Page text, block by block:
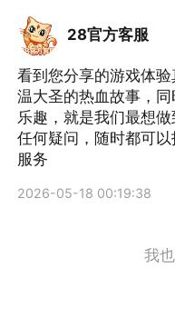
28官方客服
看到您分享的游戏体
温大圣的热血故事，
乐趣，就是我们最想
任何疑问，随时都可
服务
2026-05-18 00:19:38
我